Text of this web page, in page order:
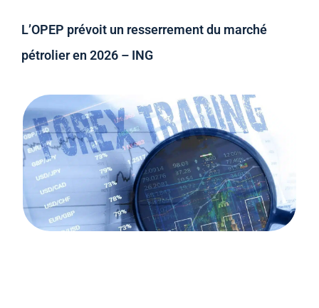
L’OPEP prévoit un resserrement du marché
pétrolier en 2026 – ING